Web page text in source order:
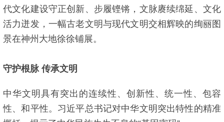
代文化建设守正创新、步履铿锵，文脉赓续绵延、文化
活力迸发，一幅古老文明与现代文明交相辉映的绚丽图
景在神州大地徐徐铺展。
守护根脉 传承文明
中华文明具有突出的连续性、创新性、统一性、包容
性、和平性。习近平总书记对中华文明突出特性的精准